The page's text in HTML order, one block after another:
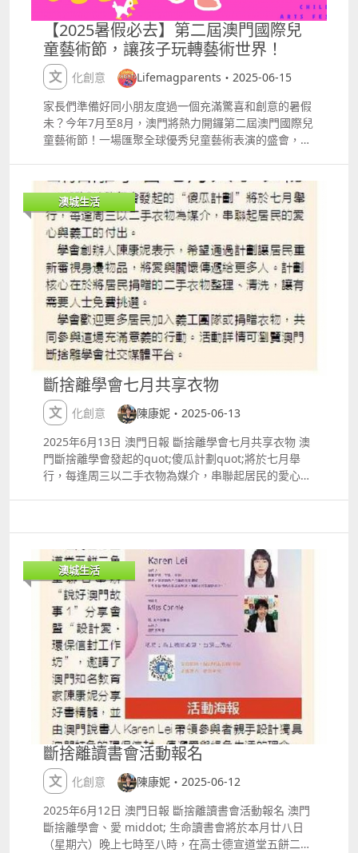
【2025暑假必去】第二屆澳門國際兒
童藝術節，讓孩子玩轉藝術世界！
文化創意
Lifemagparents・2025-06-15
家長們準備好同小朋友度過一個充滿驚喜和創意的暑假
未？今年7月至8月，澳門將熱力開鑼第二屆澳門國際兒
童藝術節！一場匯聚全球優秀兒童藝術表演的盛會，讓
公開，童話、音樂、光影全都有！ 捷克布爾諾國家劇院
《仙履奇緣》芭蕾舞劇 灰姑娘的夢幻故事配上優雅芭
蕾，讓孩子彷彿走進童話王國，感受音樂與舞蹈的魅
力。 詳情：
httpswww.icm.gov.momicaf2cnevent4529 《斯拉法
下雪秀》：雪花飄飄，奇幻冬日童話 巨型彩色氣球、
漫天雪花和白色巨網，打造一個溫馨又夢幻的冬日世
界，讓孩子們笑聲不斷。 詳情：
httpswww.icm.gov.momicaf2cnevent4533 葡萄牙月
圓劇團《寶寶貝多芬》感官互動劇場 輕柔的《月光
曲》旋律，帶領BB們進入光影與音符的奇妙國度，音樂
啟蒙從此開始。 詳情：
httpswww.icm.gov.momicaf2cnevent4535 韓國筆刷
劇團《波力波拉》光影劇場 動畫投影搭配現場樂隊，
讓睡房牆壁瞬間變成奇幻樂園，關燈後的大冒險，孩子
們絕對愛不釋手。 詳情：
httpswww.icm.gov.momicaf2cnevent4531 科學探索
親子劇《宇宙的奧秘‧宇航員的一天》 沉浸式太空互動
意。 詳情：
httpswww.icm.gov.momicaf2cnevent4532 超過100
班工作坊，讓孩子動手玩出創意！ 藝術節不只是看表
演，還有超過35項、逾100班工作坊，涵蓋音樂、戲
劇、繪畫、舞蹈等多元藝術形式，讓孩子親身參與，玩
出創意與自信。 親子藝術體驗營 爸媽和孩子一起動手
做，增進感情又能發揮創意。 詳情：
httpswww.icm.gov.momicaf2cnevent4569 星星魔
法屋 專為有特殊教育需要的孩子設計，透過藝術啟發想
像力。 詳情：
httpswww.icm.gov.momicaf2cnworkshop4549 音樂
劇新手指南 青少年學唱跳演，培養舞台魅力。 詳情：
httpswww.icm.gov.momicaf2cnworkshop4536 老友
記工作坊 促進跨代交流，讓長者也能享受藝術快樂。
樂齡郁郁貢 詳情：
httpswww.icm.gov.momicaf2cnworkshop4537 樂齡
好聲音 詳情：
httpswww.icm.gov.momicaf2cnworkshop4538 兒童
澳城生活
斷捨離學會七月共享衣物
文化創意
陳康妮・2025-06-13
2025年6月13日 澳門日報 斷捨離學會七月共享衣物 澳
門斷捨離學會發起的quot;傻瓜計劃quot;將於七月舉
行，每逢周三以二手衣物為媒介，串聯起居民的愛心與
贈衣物，共同參與這場充滿意義的行動。活動詳情可瀏
覽澳門斷捨離學會社交媒體平台。
澳城生活
斷捨離讀書會活動報名
文化創意
陳康妮・2025-06-12
2025年6月12日 澳門日報 斷捨離讀書會活動報名 澳門
斷捨離學會、愛 middot; 生命讀書會將於本月廿八日
（星期六）晚上七時至八時，在高士德宣道堂五餅二魚